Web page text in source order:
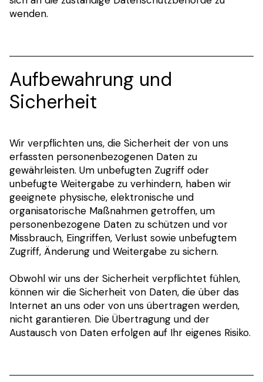
wenden.
Aufbewahrung und
Sicherheit
Wir verpflichten uns, die Sicherheit der von uns
erfassten personenbezogenen Daten zu
gewährleisten. Um unbefugten Zugriff oder
unbefugte Weitergabe zu verhindern, haben wir
geeignete physische, elektronische und
organisatorische Maßnahmen getroffen, um
personenbezogene Daten zu schützen und vor
Missbrauch, Eingriffen, Verlust sowie unbefugtem
Zugriff, Änderung und Weitergabe zu sichern.
Obwohl wir uns der Sicherheit verpflichtet fühlen,
können wir die Sicherheit von Daten, die über das
Internet an uns oder von uns übertragen werden,
nicht garantieren. Die Übertragung und der
Austausch von Daten erfolgen auf Ihr eigenes Risiko.